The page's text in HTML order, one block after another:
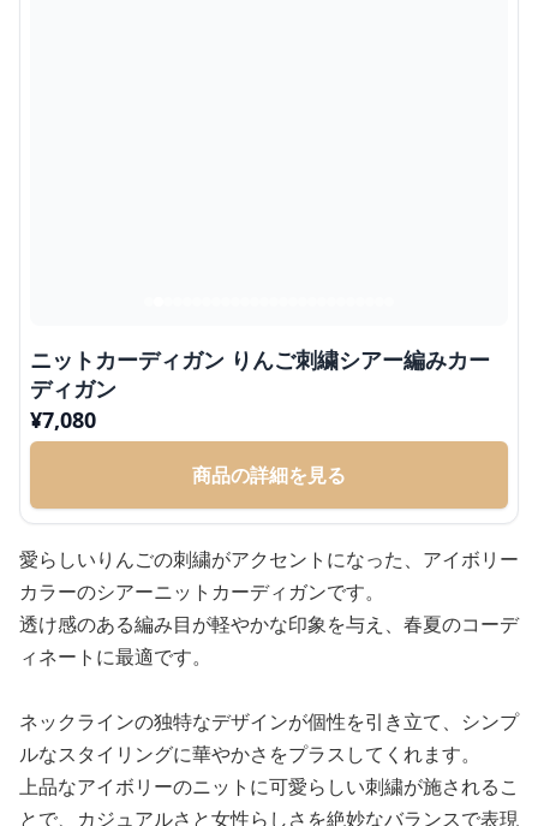
ニットカーディガン りんご刺繍シアー編みカー
ディガン
¥7,080
商品の詳細を見る
愛らしいりんごの刺繍がアクセントになった、アイボリー
カラーのシアーニットカーディガンです。
透け感のある編み目が軽やかな印象を与え、春夏のコーデ
ィネートに最適です。
ネックラインの独特なデザインが個性を引き立て、シンプ
ルなスタイリングに華やかさをプラスしてくれます。
上品なアイボリーのニットに可愛らしい刺繍が施されるこ
とで、カジュアルさと女性らしさを絶妙なバランスで表現